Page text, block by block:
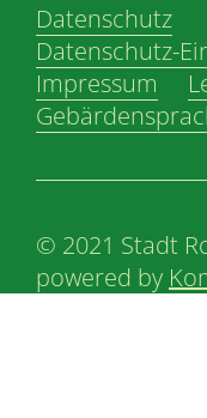
Datenschutz
Datenschutz-
Impressum
© 2021 Stadt
powered by